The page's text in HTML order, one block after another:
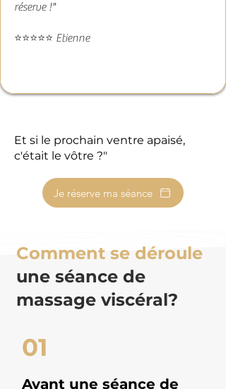
réserve !"
⭐⭐⭐⭐⭐ Etienne
Et si le prochain ventre apaisé,
c'était le vôtre ?"
Je réserve ma séance
Comment se déroule
une séance de
massage viscéral?
01
Avant une séance de